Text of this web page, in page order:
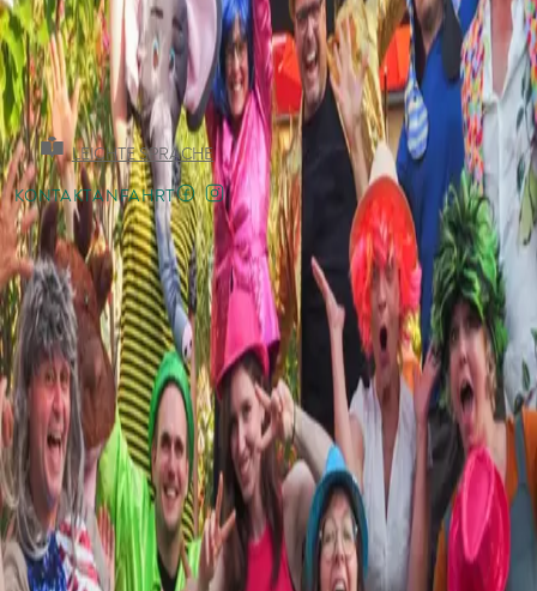
58452Witten
info@achja-theater.de
achja-theater.de
instagram